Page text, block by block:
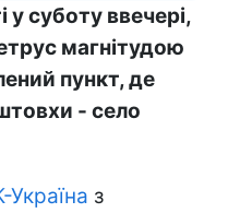
у суботу ввечері,
магнітудою
пункт, де
- село
Україна з